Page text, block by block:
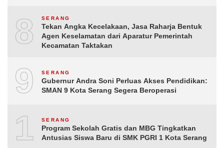
8 SERANG
Tekan Angka Kecelakaan, Jasa Raharja Bentuk
Agen Keselamatan dari Aparatur Pemerintah
Kecamatan Taktakan
9 SERANG
Gubernur Andra Soni Perluas Akses Pendidikan:
SMAN 9 Kota Serang Segera Beroperasi
10SERANG
Program Sekolah Gratis dan MBG Tingkatkan
Antusias Siswa Baru di SMK PGRI 1 Kota Serang